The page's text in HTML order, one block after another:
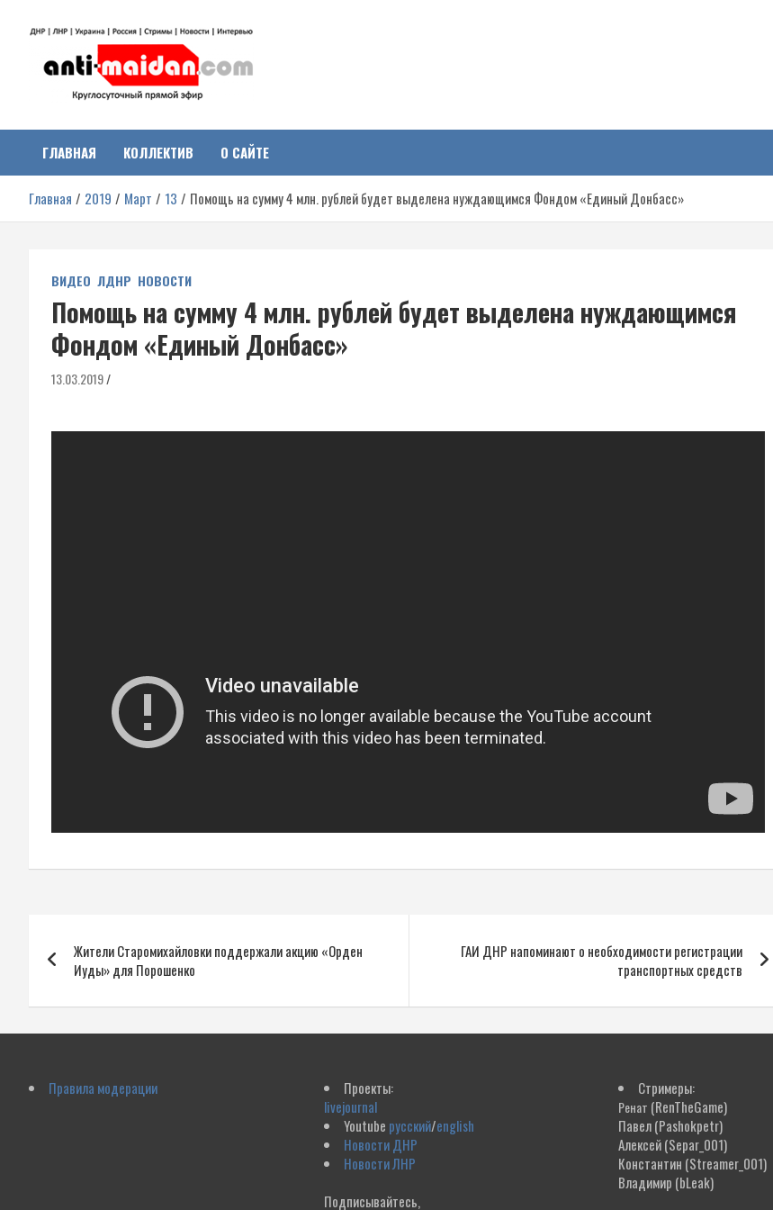
Антимайдан:
Гражданская война на
Украине
о гражданской войне на Украине, включая события в Новороссии,
ДНР, ЛНР и других регионах.
ГЛАВНАЯ КОЛЛЕКТИВ О САЙТЕ
Главная 2019 Март 13 Помощь на сумму 4 млн. рублей будет выделена нуждающимся Фондом «Единый Донбасс»
ВИДЕО ЛДНР НОВОСТИ
Помощь на сумму 4 млн. рублей будет выделена нуждающимся
Фондом «Единый Донбасс»
13.03.2019
по
записям
Жители Старомихайловки поддержали акцию «Орден
Иуды» для Порошенко
ГАИ ДНР напоминают о необходимости регистрации
транспортных средств
Правила модерации
Проекты:
livejournal
Youtube русский/english
Новости ДНР
Новости ЛНР
Подписывайтесь,
Стримеры:
Ренат (RenTheGame)
Павел(Pashokpetr)
Алексей(Separ_001)
Константин (Streamer_001)
Владимир (bLeak)